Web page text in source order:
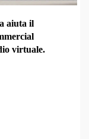
aiuta il
virtuale.